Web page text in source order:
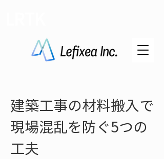
建築工事の材料搬入で
現場混乱を防ぐ5つの
工夫